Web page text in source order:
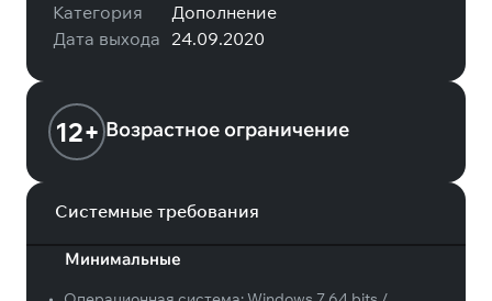
Категория
Дополнение
Дата выхода 24.09.2020
12+ Возрастное ограничение
Системные требования
Минимальные